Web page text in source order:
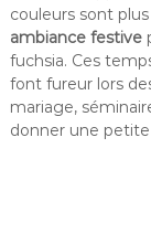
couleurs sont
ambiance festive
fuchsia. Ces
font fureur lors
mariage,
donner une petite